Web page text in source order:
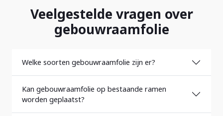
Veelgestelde vragen over
gebouwraamfolie
Welke soorten gebouwraamfolie zijn er?
Kan gebouwraamfolie op bestaande ramen
worden geplaatst?